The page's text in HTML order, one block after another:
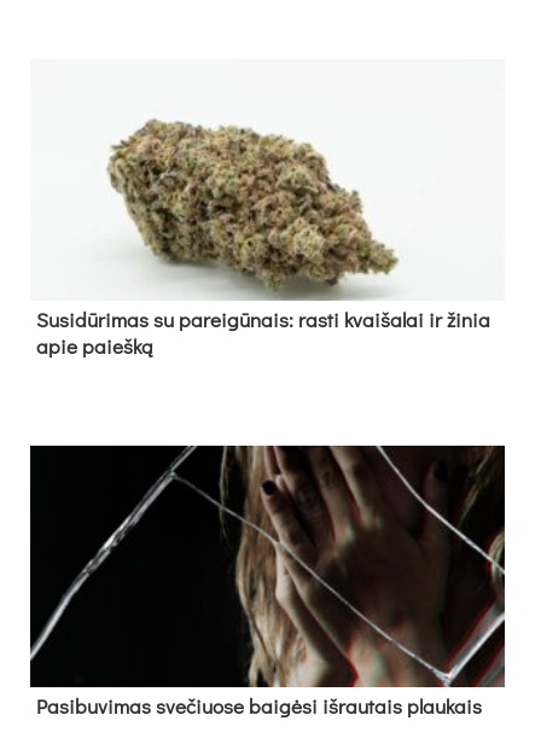
Su­si­dū­ri­mas su pa­rei­gū­nais: ras­ti kvai­ša­lai ir ži­nia
apie paieš­ką
Pa­si­bu­vi­mas sve­čiuo­se bai­gė­si iš­rau­tais plau­kais